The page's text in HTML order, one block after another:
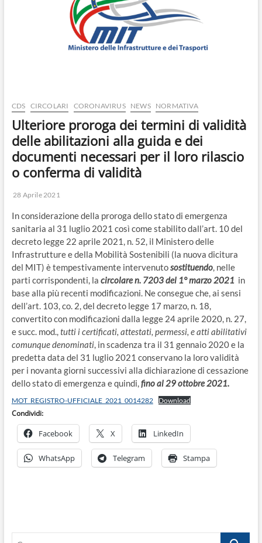
CDS CIRCOLARI CORONAVIRUS NEWS NORMATIVA
Ulteriore proroga dei termini di validità
delle abilitazioni alla guida e dei
documenti necessari per il loro rilascio
o conferma di validità
28 Aprile 2021
In considerazione della proroga dello stato di emergenza
sanitaria al 31 luglio 2021 così come stabilito dall’art. 10 del
decreto legge 22 aprile 2021, n. 52, il Ministero delle
Infrastrutture e della Mobilità Sostenibili (la nuova dicitura
del MIT) è tempestivamente intervenutosostituendo, nelle
parti corrispondenti, la circolare n. 7203 del 1° marzo 2021in
base alla più recenti modificazioni. Ne consegue che, ai sensi
dell’art. 103, co. 2, del decreto legge 17 marzo, n. 18,
convertito con modificazioni dalla legge 24 aprile 2020, n. 27,
e succ. mod.,tutti i certificati, attestati, permessi, e atti abilitativi
comunque denominati, in scadenza tra il 31 gennaio 2020 e la
predetta data del 31 luglio 2021 conservano la loro validità
per i novanta giorni successivi alla dichiarazione di cessazione
dello stato di emergenza e quindi,fino al 29 ottobre 2021.
MOT_REGISTRO-UFFICIALE_2021_0014282 Download
Condividi:
Facebook X LinkedIn
WhatsApp Telegram Stampa
Cerca